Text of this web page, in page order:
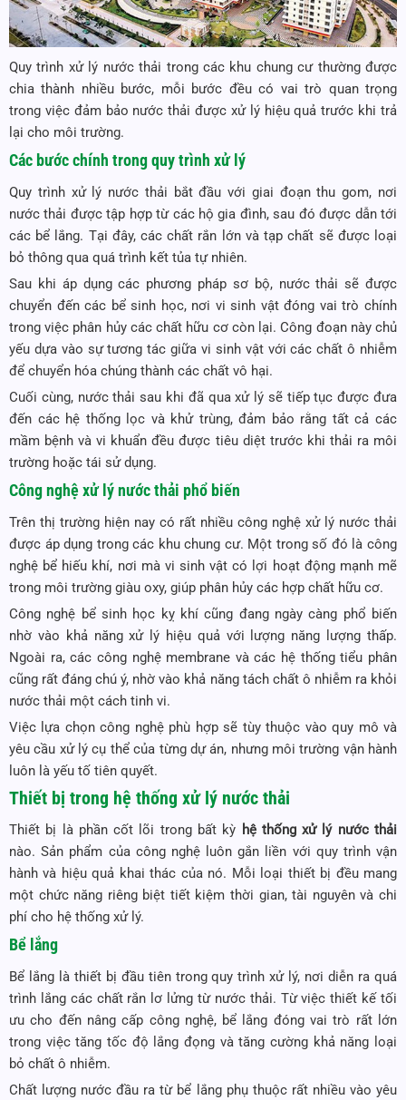
Quy trình xử lý nước thải trong các khu chung cư thường được
chia thành nhiều bước, mỗi bước đều có vai trò quan trọng
trong việc đảm bảo nước thải được xử lý hiệu quả trước khi trả
lại cho môi trường.
Các bước chính trong quy trình xử lý
Quy trình xử lý nước thải bắt đầu với giai đoạn thu gom, nơi
nước thải được tập hợp từ các hộ gia đình, sau đó được dẫn tới
các bể lắng. Tại đây, các chất rắn lớn và tạp chất sẽ được loại
bỏ thông qua quá trình kết tủa tự nhiên.
Sau khi áp dụng các phương pháp sơ bộ, nước thải sẽ được
chuyển đến các bể sinh học, nơi vi sinh vật đóng vai trò chính
trong việc phân hủy các chất hữu cơ còn lại. Công đoạn này chủ
yếu dựa vào sự tương tác giữa vi sinh vật với các chất ô nhiễm
để chuyển hóa chúng thành các chất vô hại.
Cuối cùng, nước thải sau khi đã qua xử lý sẽ tiếp tục được đưa
đến các hệ thống lọc và khử trùng, đảm bảo rằng tất cả các
mầm bệnh và vi khuẩn đều được tiêu diệt trước khi thải ra môi
trường hoặc tái sử dụng.
Công nghệ xử lý nước thải phổ biến
Trên thị trường hiện nay có rất nhiều công nghệ xử lý nước thải
được áp dụng trong các khu chung cư. Một trong số đó là công
nghệ bể hiếu khí, nơi mà vi sinh vật có lợi hoạt động mạnh mẽ
trong môi trường giàu oxy, giúp phân hủy các hợp chất hữu cơ.
Công nghệ bể sinh học kỵ khí cũng đang ngày càng phổ biến
nhờ vào khả năng xử lý hiệu quả với lượng năng lượng thấp.
Ngoài ra, các công nghệ membrane và các hệ thống tiểu phân
cũng rất đáng chú ý, nhờ vào khả năng tách chất ô nhiễm ra khỏi
nước thải một cách tinh vi.
Việc lựa chọn công nghệ phù hợp sẽ tùy thuộc vào quy mô và
yêu cầu xử lý cụ thể của từng dự án, nhưng môi trường vận hành
luôn là yếu tố tiên quyết.
Thiết bị trong hệ thống xử lý nước thải
Thiết bị là phần cốt lõi trong bất kỳ hệ thống xử lý nước thải
nào. Sản phẩm của công nghệ luôn gắn liền với quy trình vận
hành và hiệu quả khai thác của nó. Mỗi loại thiết bị đều mang
một chức năng riêng biệt tiết kiệm thời gian, tài nguyên và chi
phí cho hệ thống xử lý.
Bể lắng
Bể lắng là thiết bị đầu tiên trong quy trình xử lý, nơi diễn ra quá
trình lắng các chất rắn lơ lửng từ nước thải. Từ việc thiết kế tối
ưu cho đến nâng cấp công nghệ, bể lắng đóng vai trò rất lớn
trong việc tăng tốc độ lắng đọng và tăng cường khả năng loại
bỏ chất ô nhiễm.
Chất lượng nước đầu ra từ bể lắng phụ thuộc rất nhiều vào yêu